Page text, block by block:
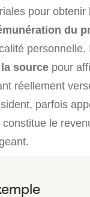
pour obtenir
du
personnelle.
source pour
réellement
parfois
le